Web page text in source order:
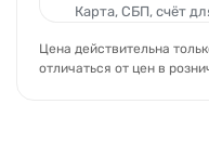
Карта, СБП, счёт
Цена действительна
отличаться от цен в